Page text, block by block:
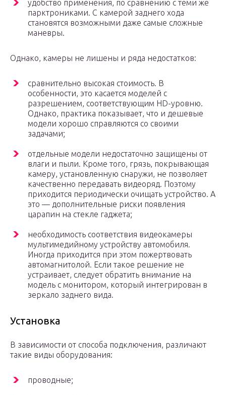
удобство применения, по сравнению с теми же
парктрониками. С камерой заднего хода
становятся возможными даже самые сложные
маневры.
Однако, камеры не лишены и ряда недостатков:
сравнительно высокая стоимость. В
особенности, это касается моделей с
разрешением, соответствующим HD-уровню.
Однако, практика показывает, что и дешевые
модели хорошо справляются со своими
задачами;
отдельные модели недостаточно защищены от
влаги и пыли. Кроме того, грязь, покрывающая
камеру, установленную снаружи, не позволяет
качественно передавать видеоряд. Поэтому
приходится периодически очищать устройство. А
это — дополнительные риски появления
царапин на стекле гаджета;
необходимость соответствия видеокамеры
мультимедийному устройству автомобиля.
Иногда приходится при этом пожертвовать
автомагнитолой. Если такое решение не
устраивает, следует обратить внимание на
модель с монитором, который интегрирован в
зеркало заднего вида.
Установка
В зависимости от способа подключения, различают
такие виды оборудования:
проводные;